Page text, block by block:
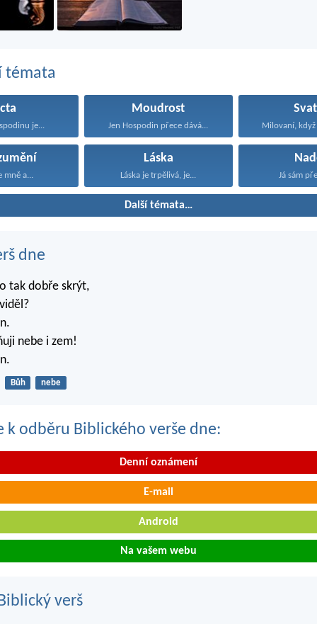
témata
je...
Moudrost
Jen Hospodin přece dává... Milovaní,
mně a...
Láska
Láska je trpělivá, je... Já sám
Další témata…
dne
tak dobře skrýt,
nebe i zem!
Bůh nebe
k odběru Biblického verše dne:
Denní oznámení
E-mail
Android
Na vašem webu
verš